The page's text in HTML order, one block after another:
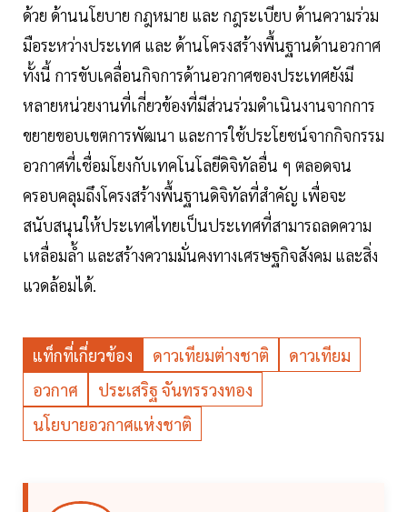
ด้วย ด้านนโยบาย กฎหมาย และ กฎระเบียบ ด้านความร่วม
มือระหว่างประเทศ และ ด้านโครงสร้างพื้นฐานด้านอวกาศ
ทั้งนี้ การขับเคลื่อนกิจการด้านอวกาศของประเทศยังมี
หลายหน่วยงานที่เกี่ยวข้องที่มีส่วนร่วมดำเนินงานจากการ
ขยายขอบเขตการพัฒนา และการใช้ประโยชน์จากกิจกรรม
อวกาศที่เชื่อมโยงกับเทคโนโลยีดิจิทัลอื่น ๆ ตลอดจน
ครอบคลุมถึงโครงสร้างพื้นฐานดิจิทัลที่สำคัญ เพื่อจะ
สนับสนุนให้ประเทศไทยเป็นประเทศที่สามารถลดความ
เหลื่อมล้ำ และสร้างความมั่นคงทางเศรษฐกิจสังคม และสิ่ง
แวดล้อมได้.
แท็กที่เกี่ยวข้อง ดาวเทียมต่างชาติ
ดาวเทียม
อวกาศ
ประเสริฐ จันทรรวงทอง
นโยบายอวกาศแห่งชาติ